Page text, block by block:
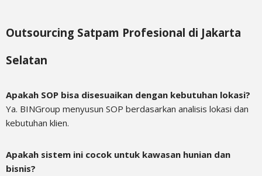
Outsourcing Satpam Profesional di Jakarta
Selatan
Apakah SOP bisa disesuaikan dengan kebutuhan lokasi?
Ya. BINGroup menyusun SOP berdasarkan analisis lokasi dan
kebutuhan klien.
Apakah sistem ini cocok untuk kawasan hunian dan
bisnis?